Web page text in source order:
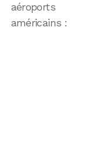
aéroports
américains :